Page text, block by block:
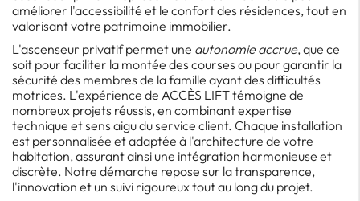
améliorer l'accessibilité et le confort des résidences, tout en
valorisant votre patrimoine immobilier.
L'ascenseur privatif permet une autonomie accrue, que ce
soit pour faciliter la montée des courses ou pour garantir la
sécurité des membres de la famille ayant des difficultés
motrices. L'expérience de ACCÈS LIFT témoigne de
nombreux projets réussis, en combinant expertise
technique et sens aigu du service client. Chaque installation
est personnalisée et adaptée à l'architecture de votre
habitation, assurant ainsi une intégration harmonieuse et
discrète. Notre démarche repose sur la transparence,
l'innovation et un suivi rigoureux tout au long du projet.